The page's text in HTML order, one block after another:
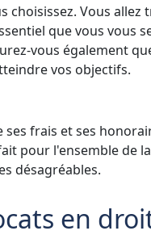
choisissez. Vous
que vous vous
vous également
vos objectifs.
frais et ses
pour l'ensemble de
désagréables.
en